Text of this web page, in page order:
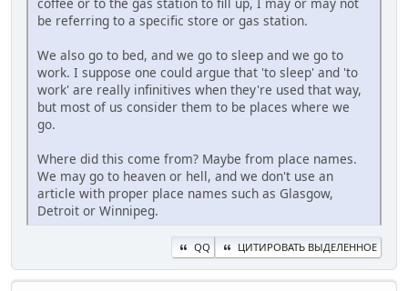
be referring to a specific store or gas station.
We also go to bed, and we go to sleep and we go to
work. I suppose one could argue that 'to sleep' and 'to
work' are really infinitives when they're used that way,
but most of us consider them to be places where we
go.
Where did this come from? Maybe from place names.
We may go to heaven or hell, and we don't use an
article with proper place names such as Glasgow,
Detroit or Winnipeg.
QQ ЦИТИРОВАТЬ ВЫДЕЛЕННОЕ